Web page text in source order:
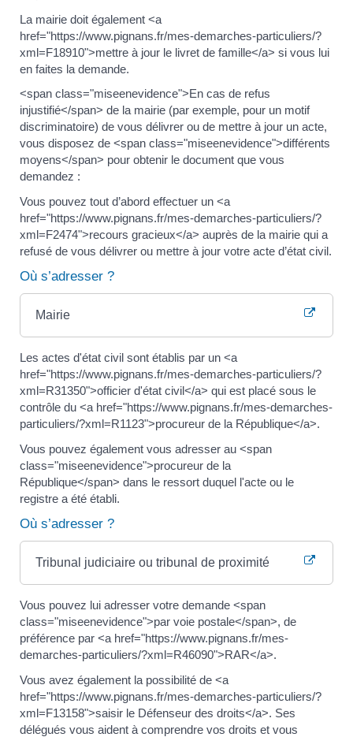
La mairie doit également <a
href="https://www.pignans.fr/mes-demarches-particuliers/?
xml=F18910">mettre à jour le livret de famille</a> si vous lui
en faites la demande.
<span class="miseenevidence">En cas de refus
injustifié</span> de la mairie (par exemple, pour un motif
discriminatoire) de vous délivrer ou de mettre à jour un acte,
vous disposez de <span class="miseenevidence">différents
moyens</span> pour obtenir le document que vous
demandez :
Vous pouvez tout d’abord effectuer un <a
href="https://www.pignans.fr/mes-demarches-particuliers/?
xml=F2474">recours gracieux</a> auprès de la mairie qui a
refusé de vous délivrer ou mettre à jour votre acte d’état civil.
Où s’adresser ?
Mairie
Les actes d'état civil sont établis par un <a
href="https://www.pignans.fr/mes-demarches-particuliers/?
xml=R31350">officier d'état civil</a> qui est placé sous le
contrôle du <a href="https://www.pignans.fr/mes-demarches-
particuliers/?xml=R1123">procureur de la République</a>.
Vous pouvez également vous adresser au <span
class="miseenevidence">procureur de la
République</span> dans le ressort duquel l'acte ou le
registre a été établi.
Où s’adresser ?
Tribunal judiciaire ou tribunal de proximité
Vous pouvez lui adresser votre demande <span
class="miseenevidence">par voie postale</span>, de
préférence par <a href="https://www.pignans.fr/mes-
demarches-particuliers/?xml=R46090">RAR</a>.
Vous avez également la possibilité de <a
href="https://www.pignans.fr/mes-demarches-particuliers/?
xml=F13158">saisir le Défenseur des droits</a>. Ses
délégués vous aident à comprendre vos droits et vous